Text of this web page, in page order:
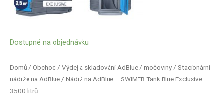
Domů / Obchod / Výdej a skladování AdBlue / močoviny / Stacionární
nádrže na AdBlue / Nádrž na AdBlue – SWIMER Tank Blue Exclusive –
3500 litrů
Dostupné na objednávku